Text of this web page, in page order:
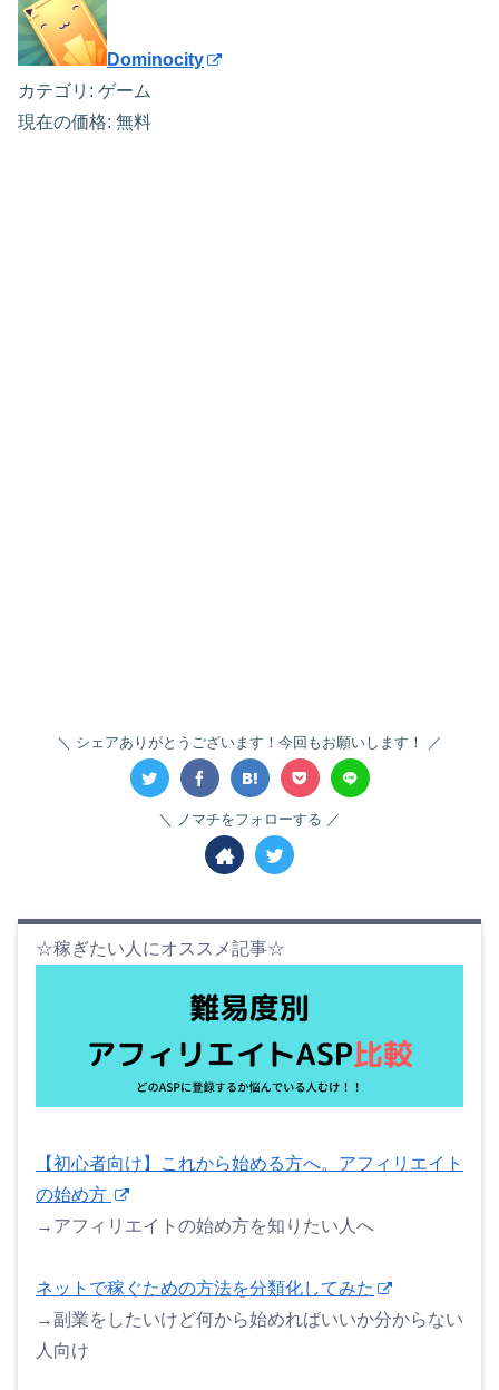
Dominocity
カテゴリ: ゲーム
現在の価格: 無料
シェアありがとうございます！今回もお願いします！
ノマチをフォローする
☆稼ぎたい人にオススメ記事☆
【初心者向け】これから始める方へ。アフィリエイト
の始め方
→アフィリエイトの始め方を知りたい人へ
ネットで稼ぐための方法を分類化してみた
→副業をしたいけど何から始めればいいか分からない
人向け